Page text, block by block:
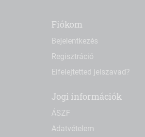
Fiókom
Bejelentkezés
Regisztráció
Elfelejtetted jelszavad?
Jogi információk
ÁSZF
Adatvételem